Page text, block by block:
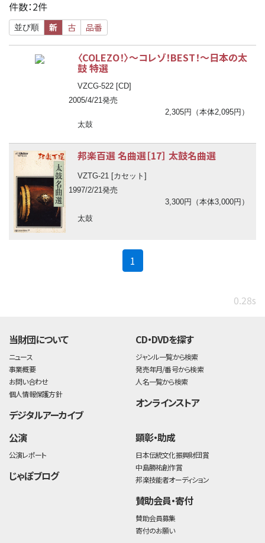
件数：2件
並び順 新 古 品番
〈COLEZO！〉〜コレゾ！BEST！〜日本の太
鼓 特選
VZCG-522 [CD]
2005/4/21発売
2,305円（本体2,095円）
太鼓
邦楽百選 名曲選［17］ 太鼓名曲選
VZTG-21 [カセット]
1997/2/21発売
3,300円（本体3,000円）
太鼓
1
0.28s
当財団について
ニュース
事業概要
お問い合わせ
個人情報保護方針
デジタルアーカイブ
CD・DVDを探す
ジャンル一覧から検索
発売年月/番号から検索
人名一覧から検索
オンラインストア
公演
公演レポート
じゃぽブログ
顕彰・助成
日本伝統文化振興財団賞
中島勝祐創作賞
邦楽技能者オーディション
賛助会員・寄付
賛助会員募集
寄付のお願い